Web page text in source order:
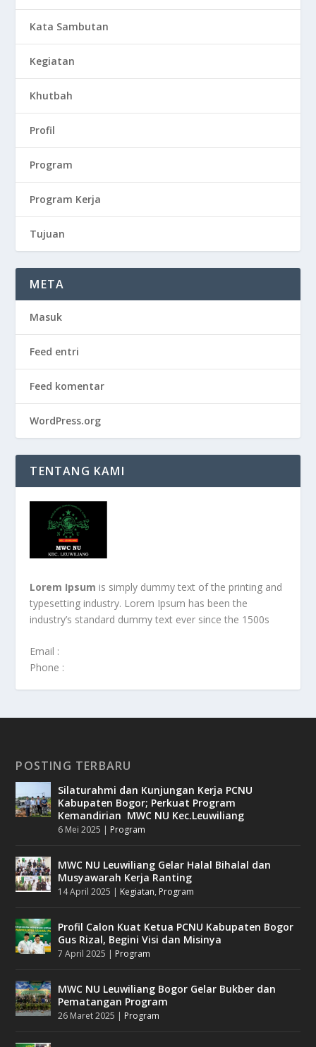
Kata Sambutan
Kegiatan
Khutbah
Profil
Program
Program Kerja
Tujuan
META
Masuk
Feed entri
Feed komentar
WordPress.org
TENTANG KAMI
Lorem Ipsum is simply dummy text of the printing and
typesetting industry. Lorem Ipsum has been the
industry’s standard dummy text ever since the 1500s
Email :
Phone :
POSTING TERBARU
Silaturahmi dan Kunjungan Kerja PCNU
Kabupaten Bogor; Perkuat Program
Kemandirian MWC NU Kec.Leuwiliang
6 Mei 2025 | Program
MWC NU Leuwiliang Gelar Halal Bihalal dan
Musyawarah Kerja Ranting
14 April 2025 | Kegiatan, Program
Profil Calon Kuat Ketua PCNU Kabupaten Bogor
Gus Rizal, Begini Visi dan Misinya
7 April 2025 | Program
MWC NU Leuwiliang Bogor Gelar Bukber dan
Pematangan Program
26 Maret 2025 | Program